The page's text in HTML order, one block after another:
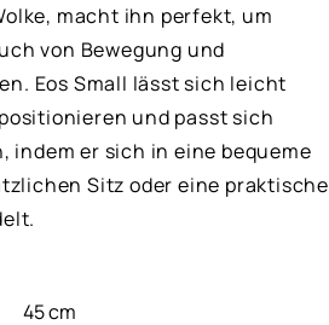
macht ihn perfekt, um
von Bewegung und
Eos Small lässt sich leicht
und passt sich
indem er sich in eine bequeme
Sitz oder eine praktische
45 cm